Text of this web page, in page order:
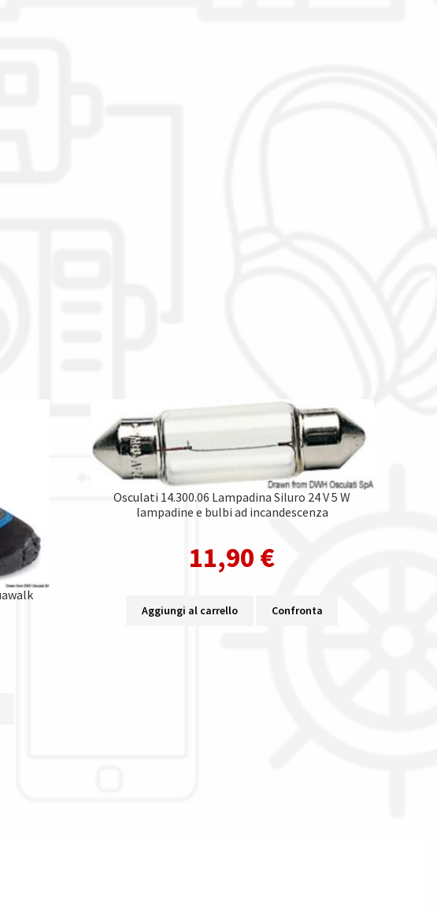
Osculati 14.300.06 Lampadina Siluro 24 V 5 W
lampadine e bulbi ad incandescenza
11,90 €
Aggiungi al carrello Confronta